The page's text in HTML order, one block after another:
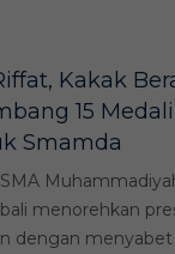
Kakak
15
Smamda
menorehkan
dengan menyabet